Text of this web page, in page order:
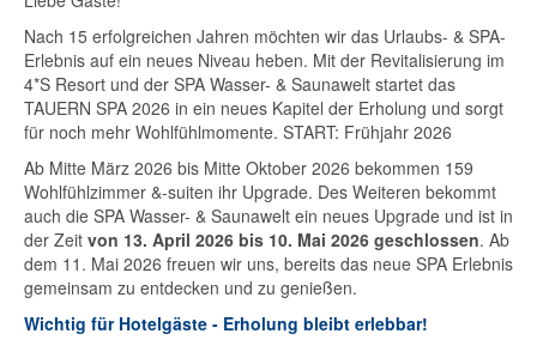
Nach 15 erfolgreichen Jahren möchten wir das Urlaubs- & SPA-
Erlebnis auf ein neues Niveau heben. Mit der Revitalisierung im
4*S Resort und der SPA Wasser- & Saunawelt startet das
TAUERN SPA 2026 in ein neues Kapitel der Erholung und sorgt
für noch mehr Wohlfühlmomente. START: Frühjahr 2026
Ab Mitte März 2026 bis Mitte Oktober 2026 bekommen 159
Wohlfühlzimmer &-suiten ihr Upgrade. Des Weiteren bekommt
auch die SPA Wasser- & Saunawelt ein neues Upgrade und ist in
der Zeit von 13. April 2026 bis 10. Mai 2026 geschlossen. Ab
dem 11. Mai 2026 freuen wir uns, bereits das neue SPA Erlebnis
gemeinsam zu entdecken und zu genießen.
Wichtig für Hotelgäste - Erholung bleibt erlebbar!